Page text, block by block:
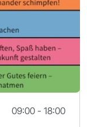
09:00 - 18:00